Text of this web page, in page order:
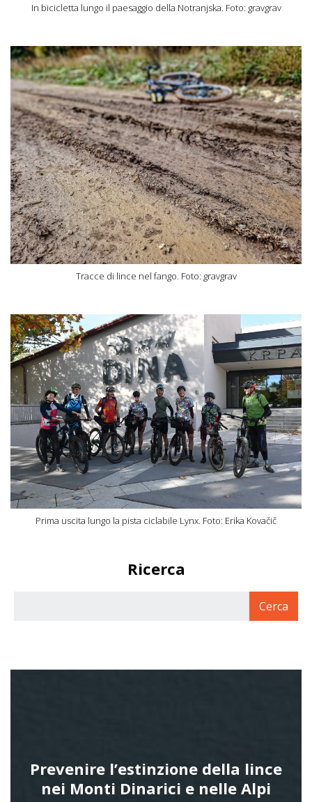
In bicicletta lungo il paesaggio della Notranjska. Foto: gravgrav
Tracce di lince nel fango. Foto: gravgrav
Prima uscita lungo la pista ciclabile Lynx. Foto: Erika Kovačič
Ricerca
Prevenire l’estinzione della lince
nei Monti Dinarici e nelle Alpi